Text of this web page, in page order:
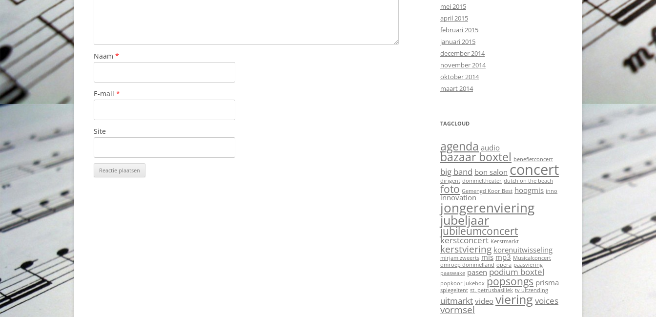
Naam *
E-mail *
Site
mei 2015
april 2015
februari 2015
januari 2015
december 2014
november 2014
oktober 2014
maart 2014
TAGCLOUD
agenda audio
bazaar boxtel benefietconcert
big band bon salon concert
dirigent dommeltheater dutch on the beach
foto Gemengd Koor Best hoogmis inno
innovation
jongerenviering
jubeljaar
jubileumconcert
kerstconcert Kerstmarkt
kerstviering korenuitwisseling
mirjam zweerts mis mp3 Musicalconcert
omroep dommelland opera paasviering
paaswake pasen podium boxtel
popkoor Jukebox popsongs prisma
spiegeltent st. petrusbasiliek tv uitzending
uitmarkt video viering voices
vormsel